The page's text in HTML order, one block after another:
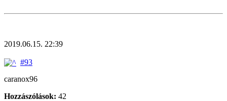
2019.06.15. 22:39
#93
caranox96
Hozzászólások: 42